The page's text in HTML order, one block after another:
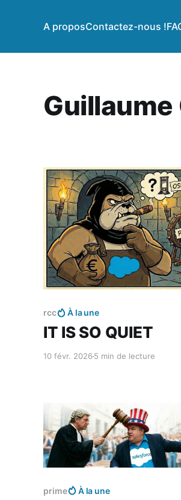
A proposContactez-nous !
Guillaume
rcc À la une
IT IS SO QUIET
10 févr. 2026 5 min de lecture
prime À la une